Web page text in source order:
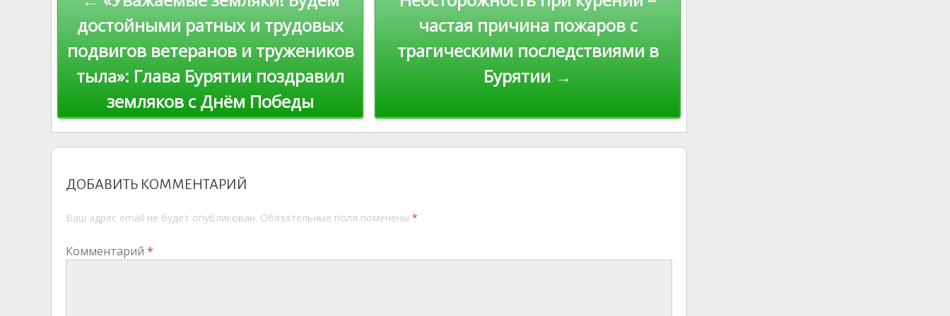
ni
ki
al
записям
частая причина пожаров с
трагическими последствиями в
Бурятии →
достойными ратных и трудовых
подвигов ветеранов и тружеников
тыла»: Глава Бурятии поздравил
земляков с Днём Победы
ДОБАВИТЬ КОММЕНТАРИЙ
Ваш адрес email не будет опубликован. Обязательные поля помечены *
Комментарий *